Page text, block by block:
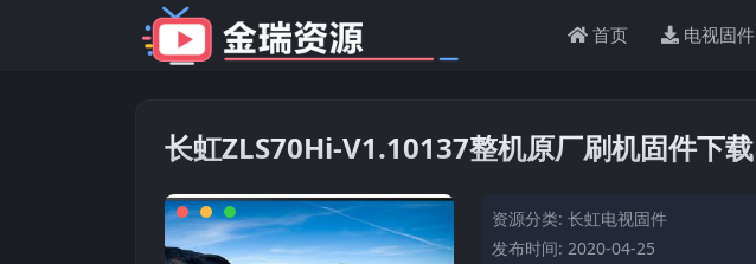
首页 电视固件
长虹ZLS70Hi-V1.10137整机原厂刷机固件下载
资源分类:长虹电视固件
发布时间: 2020-04-25